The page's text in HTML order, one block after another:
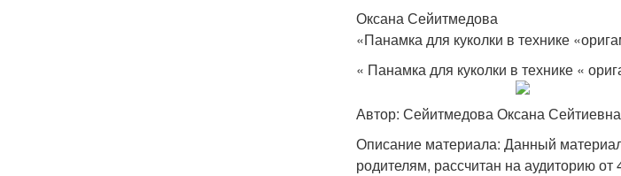
Оксана Сейитмедова
«Панамка для куколки в технике
« Панамка для куколки в технике «
Автор: Сейитмедова Оксана
Описание материала: Данный
родителям, рассчитан на аудиторию от